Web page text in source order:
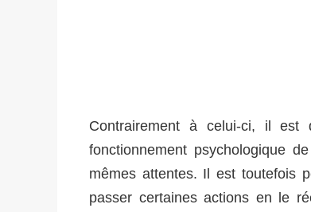
Contrairement à celui-ci, il
fonctionnement psychologique
mêmes attentes. Il est toutefois
passer certaines actions en le